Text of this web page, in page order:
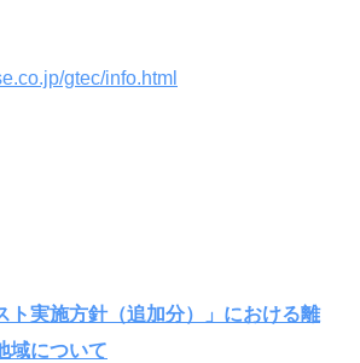
gtec/info.html
ト実施方針（追加分）」における離
域について